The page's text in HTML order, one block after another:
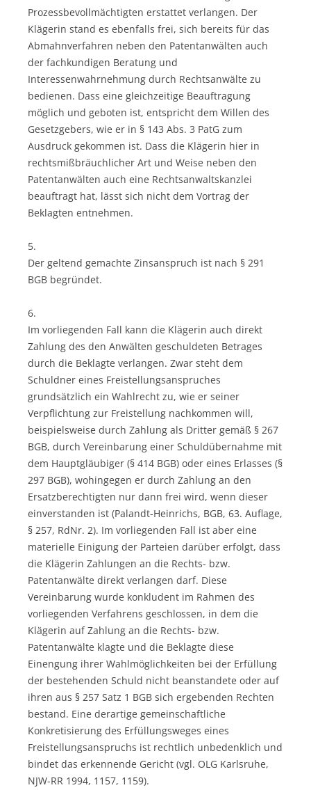
Prozessbevollmächtigten erstattet verlangen. Der
Klägerin stand es ebenfalls frei, sich bereits für das
Abmahnverfahren neben den Patentanwälten auch
der fachkundigen Beratung und
Interessenwahrnehmung durch Rechtsanwälte zu
bedienen. Dass eine gleichzeitige Beauftragung
möglich und geboten ist, entspricht dem Willen des
Gesetzgebers, wie er in § 143 Abs. 3 PatG zum
Ausdruck gekommen ist. Dass die Klägerin hier in
rechtsmißbräuchlicher Art und Weise neben den
Patentanwälten auch eine Rechtsanwaltskanzlei
beauftragt hat, lässt sich nicht dem Vortrag der
Beklagten entnehmen.
5.
Der geltend gemachte Zinsanspruch ist nach § 291
BGB begründet.
6.
Im vorliegenden Fall kann die Klägerin auch direkt
Zahlung des den Anwälten geschuldeten Betrages
durch die Beklagte verlangen. Zwar steht dem
Schuldner eines Freistellungsanspruches
grundsätzlich ein Wahlrecht zu, wie er seiner
Verpflichtung zur Freistellung nachkommen will,
beispielsweise durch Zahlung als Dritter gemäß § 267
BGB, durch Vereinbarung einer Schuldübernahme mit
dem Hauptgläubiger (§ 414 BGB) oder eines Erlasses (§
297 BGB), wohingegen er durch Zahlung an den
Ersatzberechtigten nur dann frei wird, wenn dieser
einverstanden ist (Palandt-Heinrichs, BGB, 63. Auflage,
§ 257, RdNr. 2). Im vorliegenden Fall ist aber eine
materielle Einigung der Parteien darüber erfolgt, dass
die Klägerin Zahlungen an die Rechts- bzw.
Patentanwälte direkt verlangen darf. Diese
Vereinbarung wurde konkludent im Rahmen des
vorliegenden Verfahrens geschlossen, in dem die
Klägerin auf Zahlung an die Rechts- bzw.
Patentanwälte klagte und die Beklagte diese
Einengung ihrer Wahlmöglichkeiten bei der Erfüllung
der bestehenden Schuld nicht beanstandete oder auf
ihren aus § 257 Satz 1 BGB sich ergebenden Rechten
bestand. Eine derartige gemeinschaftliche
Konkretisierung des Erfüllungsweges eines
Freistellungsanspruchs ist rechtlich unbedenklich und
bindet das erkennende Gericht (vgl. OLG Karlsruhe,
NJW-RR 1994, 1157, 1159).